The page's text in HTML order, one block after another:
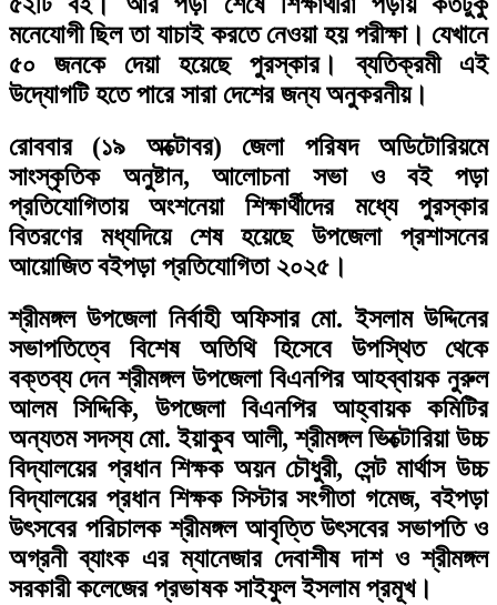
মনেযোগী ছিল তা যাচাই করতে নেওয়া হয় পরীক্ষা। যেখানে
৫০ জনকে দেয়া হয়েছে পুরস্কার। ব্যতিক্রমী এই
উদ্যোগটি হতে পারে সারা দেশের জন্য অনুকরনীয়।
রোববার (১৯ অক্টোবর) জেলা পরিষদ অডিটোরিয়মে
সাংস্কৃতিক অনুষ্টান, আলোচনা সভা ও বই পড়া
প্রতিযোগিতায় অংশনেয়া শিক্ষার্থীদের মধ্যে পুরস্কার
বিতরণের মধ্যদিয়ে শেষ হয়েছে উপজেলা প্রশাসনের
আয়োজিত বইপড়া প্রতিযোগিতা ২০২৫।
শ্রীমঙ্গল উপজেলা নির্বাহী অফিসার মো. ইসলাম উদ্দিনের
সভাপতিত্বে বিশেষ অতিথি হিসেবে উপস্থিত থেকে
বক্তব্য দেন শ্রীমঙ্গল উপজেলা বিএনপির আহব্বায়ক নুরুল
আলম সিদ্দিকি, উপজেলা বিএনপির আহ্বায়ক কমিটির
অন্যতম সদস্য মো. ইয়াকুব আলী, শ্রীমঙ্গল ভিক্টোরিয়া উচ্চ
বিদ্যালয়ের প্রধান শিক্ষক অয়ন চৌধুরী, সেন্ট মার্থাস উচ্চ
বিদ্যালয়ের প্রধান শিক্ষক সিস্টার সংগীতা গমেজ, বইপড়া
উৎসবের পরিচালক শ্রীমঙ্গল আবৃত্তি উৎসবের সভাপতি ও
অগ্রনী ব্যাংক এর ম্যানেজার দেবাশীষ দাশ ও শ্রীমঙ্গল
সরকারী কলেজের প্রভাষক সাইফুল ইসলাম প্রমূখ।